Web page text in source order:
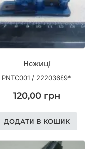
Ножиці
PNTC001 / 22203689*
120,00 грн
ДОДАТИ В КОШИК